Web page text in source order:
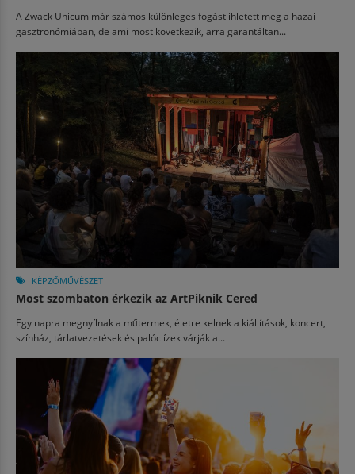
A Zwack Unicum már számos különleges fogást ihletett meg a hazai
gasztronómiában, de ami most következik, arra garantáltan...
KÉPZŐMŰVÉSZET
Most szombaton érkezik az ArtPiknik Cered
Egy napra megnyílnak a műtermek, életre kelnek a kiállítások, koncert,
színház, tárlatvezetések és palóc ízek várják a...